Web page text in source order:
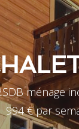
ménage
994 € par